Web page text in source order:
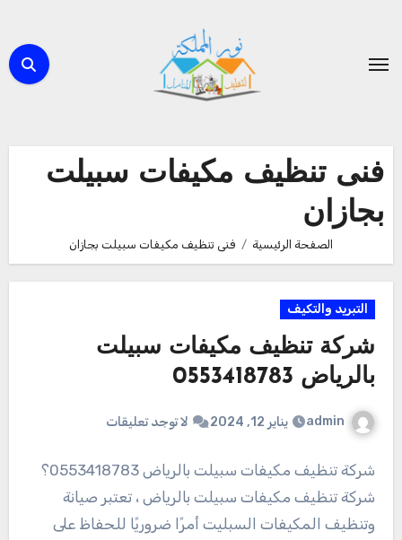
المحتوى
فنى تنظيف مكيفات سبيلت
بجازان
الصفحة الرئيسية فنى تنظيف مكيفات سبيلت بجازان
التبريد والتكيف
شركة تنظيف مكيفات سبيلت
بالرياض 0553418783
admin يناير 12, 2024 لا توجد تعليقات
شركة تنظيف مكيفات سبيلت بالرياض 0553418783؟
شركة تنظيف مكيفات سبيلت بالرياض ، تعتبر صيانة
وتنظيف المكيفات السبليت أمرًا ضروريًا للحفاظ على